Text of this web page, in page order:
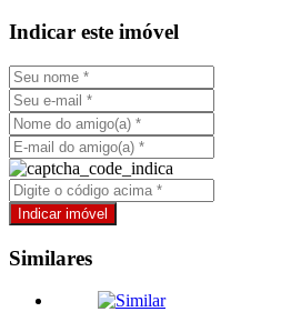
Indicar este imóvel
Similares